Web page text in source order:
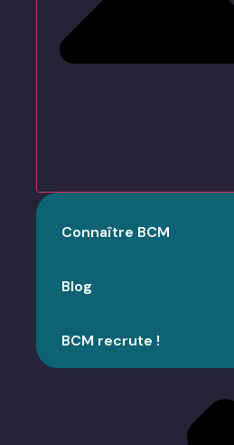
Connaître BCM
Blog
BCM recrute !